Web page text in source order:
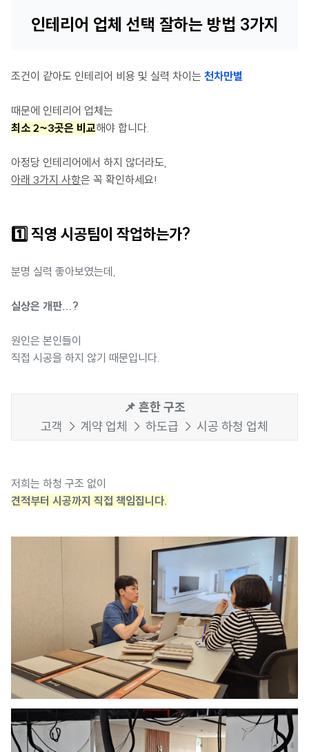
인테리어 업체 선택 잘하는 방법 3가지
조건이 같아도 인테리어 비용 및 실력 차이는 천차만별
때문에 인테리어 업체는
최소 2~3곳은 비교해야 합니다.
아정당 인테리어에서 하지 않더라도,
아래 3가지 사항은 꼭 확인하세요!
1️⃣ 직영 시공팀이 작업하는가?
분명 실력 좋아보였는데,
실상은 개판...?
원인은 본인들이
직접 시공을 하지 않기 때문입니다.
📌 흔한 구조
고객 → 계약 업체 → 하도급 → 시공 하청 업체
저희는 하청 구조 없이
견적부터 시공까지 직접 책임집니다.